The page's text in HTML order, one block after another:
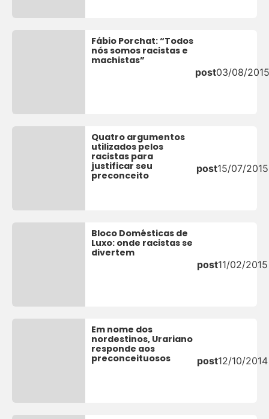
Fábio Porchat: “Todos
nós somos racistas e
machistas”
post03/08/
Quatro argumentos
utilizados pelos
racistas para
justificar seu
preconceito
post15/07/2015
Bloco Domésticas de
Luxo: onde racistas se
divertem
post11/02/2015
Em nome dos
nordestinos, Urariano
responde aos
preconceituosos
post12/10/2014